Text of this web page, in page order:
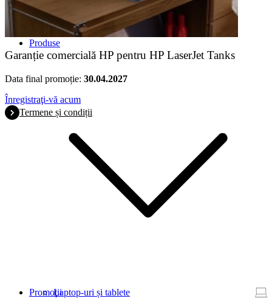
Produse
Laptop-uri și tablete
Promoţii
Garanție comercială HP pentru HP LaserJet Tanks
Data final promoție: 30.04.2027
Înregistraţi-vă acum
Termene și condiții